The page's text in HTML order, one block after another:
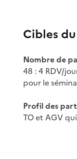
Cibles
Nombre de
48 : 4 RDV/
pour le
Profil des
TO et AGV